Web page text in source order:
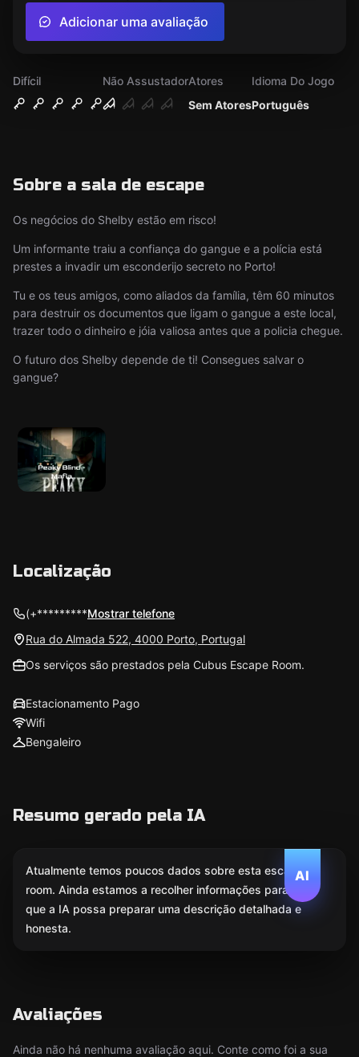
Difícil
Não Assustador
Sem Atores
Atores
Português
Idioma Do Jogo
Sobre a sala de escape
Os negócios do Shelby estão em risco!
Um informante traiu a confiança do gangue e a polícia está
prestes a invadir um esconderijo secreto no Porto!
Tu e os teus amigos, como aliados da família, têm 60 minutos
para destruir os documentos que ligam o gangue a este local,
trazer todo o dinheiro e jóia valiosa antes que a policia chegue.
O futuro dos Shelby depende de ti! Consegues salvar o
gangue?
Adicionar uma avaliação
Localização
(+*********Mostrar telefone
Rua do Almada 522, 4000 Porto, Portugal
Os serviços são prestados pela Cubus Escape Room.
Estacionamento Pago
Wifi
Bengaleiro
Resumo gerado pela IA
AI
Atualmente temos poucos dados sobre esta escape
room. Ainda estamos a recolher informações para
que a IA possa preparar uma descrição detalhada e
honesta.
Avaliações
Ainda não há nenhuma avaliação aqui. Conte como foi a sua